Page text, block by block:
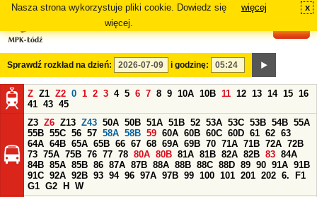
Nasza strona wykorzystuje pliki cookie. Dowiedz się
więcej.
więcej x
Sprawdź rozkład na dzień: i godzinę:
Z Z1 Z2 0 1 2 3 4 5 6 7 8 9 10A 10B 11 12 13 14 15 16
41 43 45
Z3 Z6 Z13 Z43 50A 50B 51A 51B 52 53A 53C 53B 54B 55A
55B 55C 56 57 58A 58B 59 60A 60B 60C 60D 61 62 63
64A 64B 65A 65B 66 67 68 69A 69B 70 71A 71B 72A 72B
73 75A 75B 76 77 78 80A 80B 81A 81B 82A 82B 83 84A
84B 85A 85B 86 87A 87B 88A 88B 88C 88D 89 90 91A 91B
91C 92A 92B 93 94 96 97A 97B 99 100 101 201 202 6.
F1
G1 G2 H
W